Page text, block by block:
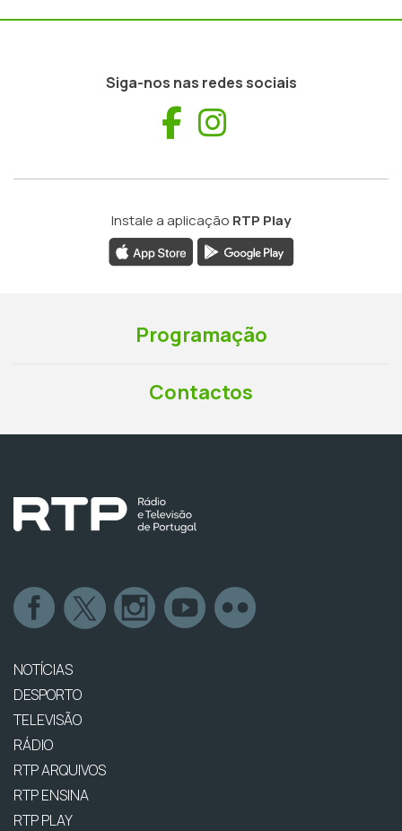
Siga-nos nas redes sociais
Facebook
Instale a aplicação RTP Play
Programação
Contactos
NOTÍCIAS
DESPORTO
TELEVISÃO
RÁDIO
RTP ARQUIVOS
RTP ENSINA
RTP PLAY